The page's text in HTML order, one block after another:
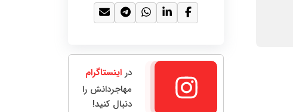
در اینستاگرام
مهاجردانش را
دنبال کنید!